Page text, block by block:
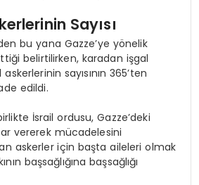
Sayısı
bu yana Gazze’ye yönelik
belirtilirken, karadan işgal
sayısının 365’ten
edildi.
İsrail ordusu, Gazze’deki
vererek mücadelesini
askerler için başta aileleri olmak
başsağlığına başsağlığı